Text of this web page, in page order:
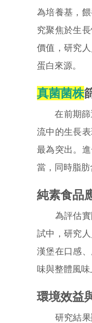
為培養基，
究聚焦於生
價值，研究
蛋白來源。
真菌菌株
在前期篩選
流中的生長
最為突出。
當，同時脂肪
純素食品
為評估實際
試中，研究
漢堡在口感
味與整體風味
環境效益
研究結果顯